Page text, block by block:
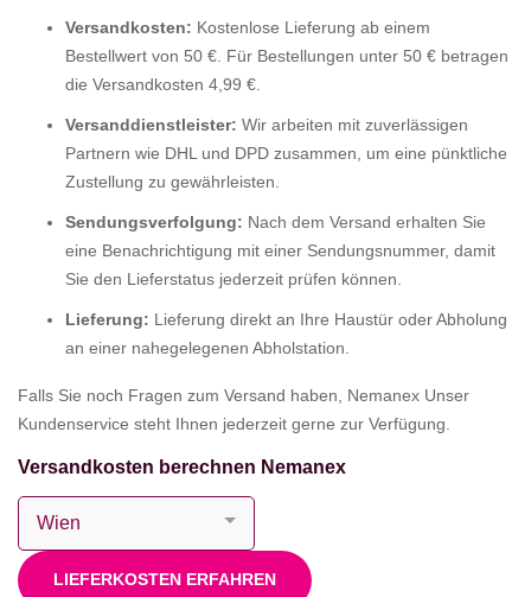
Versandkosten: Kostenlose Lieferung ab einem
Bestellwert von 50 €. Für Bestellungen unter 50 € betragen
die Versandkosten 4,99 €.
Versanddienstleister: Wir arbeiten mit zuverlässigen
Partnern wie DHL und DPD zusammen, um eine pünktliche
Zustellung zu gewährleisten.
Sendungsverfolgung: Nach dem Versand erhalten Sie
eine Benachrichtigung mit einer Sendungsnummer, damit
Sie den Lieferstatus jederzeit prüfen können.
Lieferung: Lieferung direkt an Ihre Haustür oder Abholung
an einer nahegelegenen Abholstation.
Falls Sie noch Fragen zum Versand haben, Nemanex Unser
Kundenservice steht Ihnen jederzeit gerne zur Verfügung.
Versandkosten berechnen Nemanex
LIEFERKOSTEN ERFAHREN